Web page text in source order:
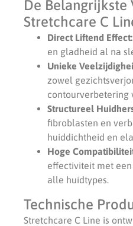
De Belangrijkste
Stretchcare C
Direct Liftend Effect:
en gladheid al na
Unieke
zowel
contourverbetering
Structureel
fibroblasten en
huiddichtheid en
Hoge
effectiviteit met
alle huidtypes.
Technische
Stretchcare C Line is